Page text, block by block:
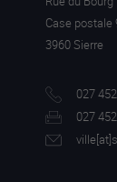
Case postale
3960 Sierre
027
027
ville[a